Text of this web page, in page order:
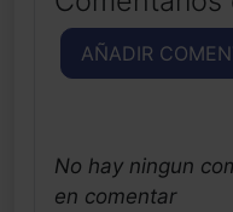
AÑADIR
No hay ningun
en comentar